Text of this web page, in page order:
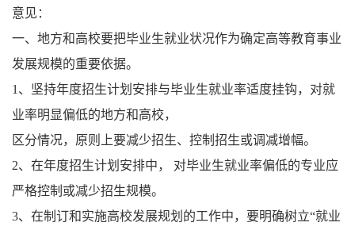
意见：
一、地方和高校要把毕业生就业状况作为确定高等教育事业
发展规模的重要依据。
1、坚持年度招生计划安排与毕业生就业率适度挂钩，对就
业率明显偏低的地方和高校，
区分情况，原则上要减少招生、控制招生或调减增幅。
2、在年度招生计划安排中， 对毕业生就业率偏低的专业应
严格控制或减少招生规模。
3、在制订和实施高校发展规划的工作中，要明确树立“就业